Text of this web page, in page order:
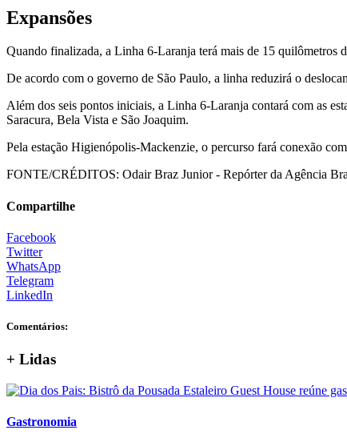
Expansões
Quando finalizada, a Linha 6-Laranja terá mais de 15 quilômetros
De acordo com o governo de São Paulo, a linha reduzirá o
Além dos seis pontos iniciais, a Linha 6-Laranja contará com as
Saracura, Bela Vista e São Joaquim.
Pela estação Higienópolis-Mackenzie, o percurso fará conexão
FONTE/CRÉDITOS: Odair Braz Junior - Repórter da Agência
Compartilhe
Facebook
Twitter
WhatsApp
Telegram
LinkedIn
Comentários:
+ Lidas
Gastronomia